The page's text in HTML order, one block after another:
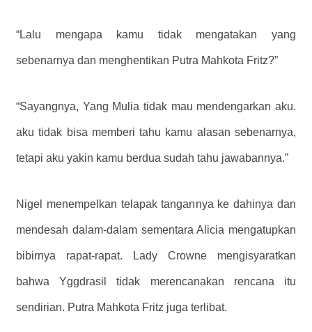
“Lalu mengapa kamu tidak mengatakan yang
sebenarnya dan menghentikan Putra Mahkota Fritz?”
“Sayangnya, Yang Mulia tidak mau mendengarkan aku.
aku tidak bisa memberi tahu kamu alasan sebenarnya,
tetapi aku yakin kamu berdua sudah tahu jawabannya.”
Nigel menempelkan telapak tangannya ke dahinya dan
mendesah dalam-dalam sementara Alicia mengatupkan
bibirnya rapat-rapat. Lady Crowne mengisyaratkan
bahwa Yggdrasil tidak merencanakan rencana itu
sendirian. Putra Mahkota Fritz juga terlibat.